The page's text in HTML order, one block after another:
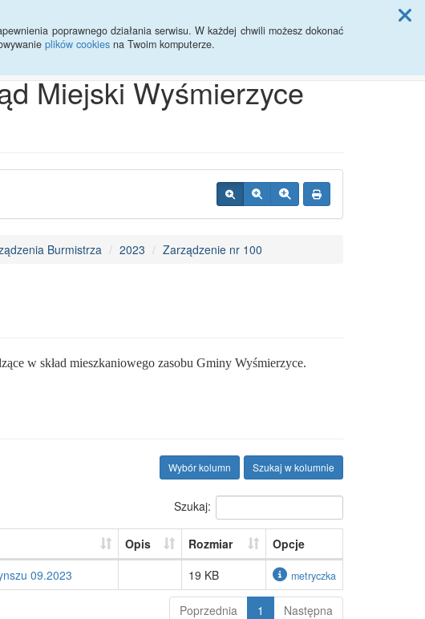
poprawnego działania serwisu. W każdej chwili możesz dokonać
plików cookies na Twoim komputerze.
Przycisk wyszukaj duży
Miejski Wyśmierzyce
Burmistrza 2023 Zarządzenie nr 100
w skład mieszkaniowego zasobu Gminy Wyśmierzyce.
Szukaj w kolumnie
Wybór kolumn
Szukaj:
Opis Rozmiar
Opcje
09.2023 19 KB metryczka
Poprzednia 1 Następna